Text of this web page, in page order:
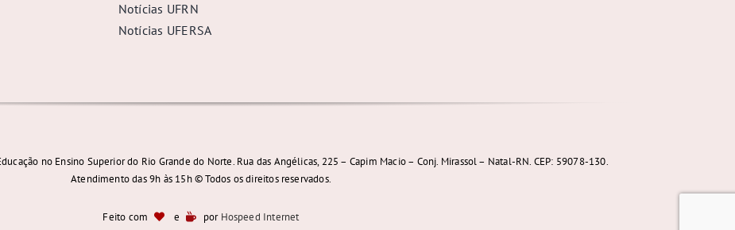
Notícias UFRN
Notícias UFERSA
no Ensino Superior do Rio Grande do Norte. Rua das Angélicas, 225 – Capim Macio – Conj. Mirassol – Natal-RN. CEP: 59078-130.
Atendimento das 9h às 15h © Todos os direitos reservados.
Feito com e por Hospeed Internet